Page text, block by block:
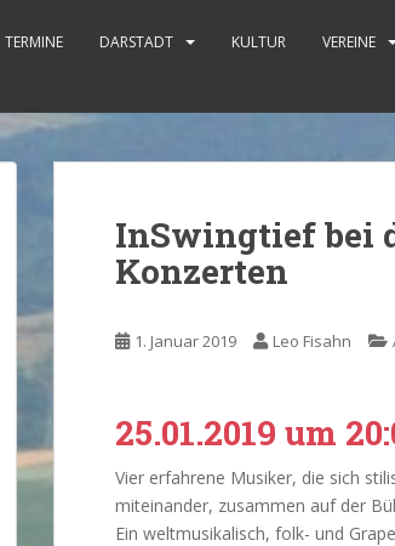
TERMINE DARSTADT KULTUR VEREINE
InSwingtief bei
Konzerten
1. Januar 2019 Leo Fisahn
25.01.2019 um
Vier erfahrene Musiker, die sich
miteinander, zusammen auf der
Ein weltmusikalisch, folk- und